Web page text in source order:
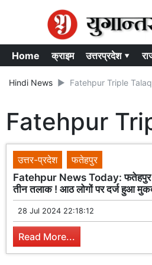
Home क्राइम उत्तरप्रदेश ▾
Hindi News Fatehpur Triple Talaq
Fatehpur
उत्तर-प्रदेश
फतेहपुर
Fatehpur News Today: फतेहपुर में
तीन तलाक ! आठ लोगों पर दर्ज हुआ
28 Jul 2024 22:18:12
Read More...